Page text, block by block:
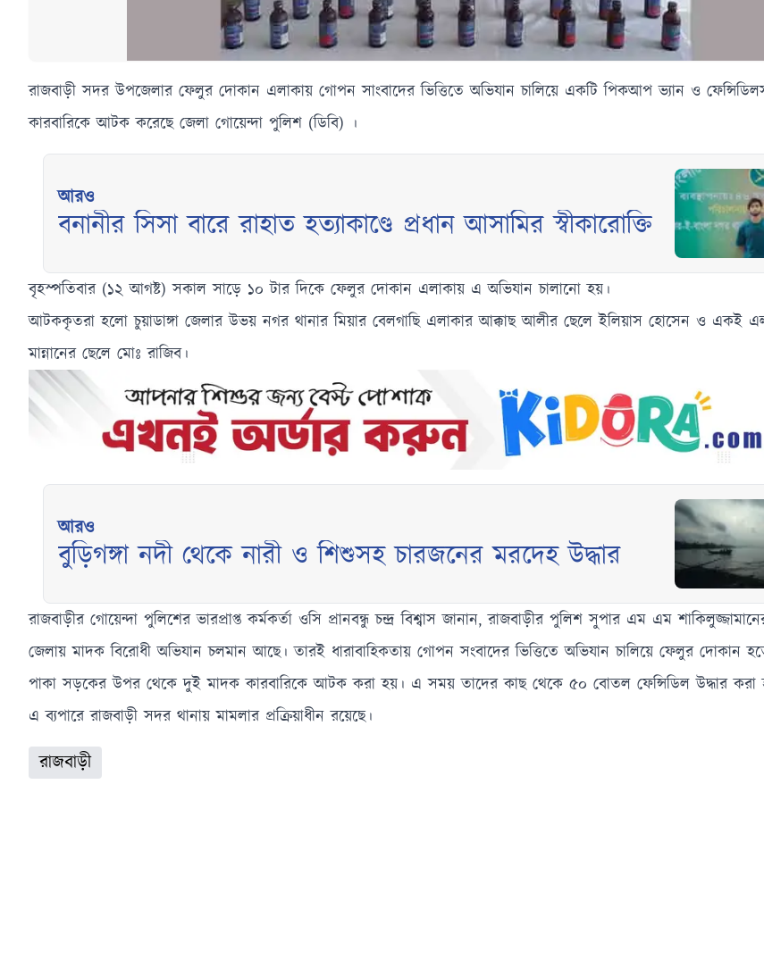
রাজবাড়ী সদর উপজেলার ফেলুর দোকান এলাকায় গোপন সাংবাদের ভিত্তিতে অভিযান চালিয়ে একটি পিকআপ ভ্যান ও
কারবারিকে আটক করেছে জেলা গোয়েন্দা পুলিশ (ডিবি) ।
আরও
বনানীর সিসা বারে রাহাত হত্যাকাণ্ডে প্রধান আসামির স্বীকারোক্তি
বৃহস্পতিবার (১২ আগষ্ট) সকাল সাড়ে ১০ টার দিকে ফেলুর দোকান এলাকায় এ অভিযান চালানো হয়।
আটককৃতরা হলো চুয়াডাঙ্গা জেলার উভয় নগর থানার মিয়ার বেলগাছি এলাকার আক্কাছ আলীর ছেলে ইলিয়াস হোসেন ও একই
মান্নানের ছেলে মোঃ রাজিব।
আরও
বুড়িগঙ্গা নদী থেকে নারী ও শিশুসহ চারজনের মরদেহ উদ্ধার
রাজবাড়ীর গোয়েন্দা পুলিশের ভারপ্রাপ্ত কর্মকর্তা ওসি প্রানবন্ধু চন্দ্র বিশ্বাস জানান, রাজবাড়ীর পুলিশ সুপার এম এম
জেলায় মাদক বিরোধী অভিযান চলমান আছে। তারই ধারাবাহিকতায় গোপন সংবাদের ভিত্তিতে অভিযান চালিয়ে ফেলুর দোকান
পাকা সড়কের উপর থেকে দুই মাদক কারবারিকে আটক করা হয়। এ সময় তাদের কাছ থেকে ৫০ বোতল ফেন্সিডিল উদ্ধার করা
এ ব্যপারে রাজবাড়ী সদর থানায় মামলার প্রক্রিয়াধীন রয়েছে।
রাজবাড়ী